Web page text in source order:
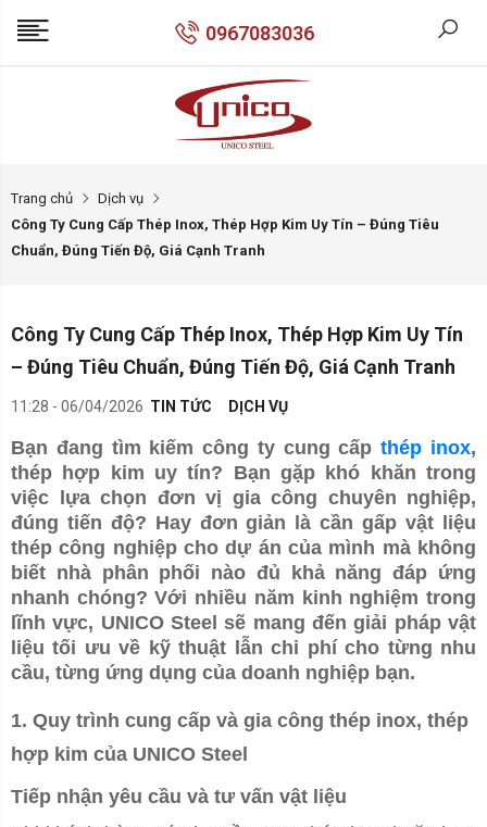
0967083036
Trang chủ
Dịch vụ
Công Ty Cung Cấp Thép Inox, Thép Hợp Kim Uy Tín – Đúng Tiêu
Chuẩn, Đúng Tiến Độ, Giá Cạnh Tranh
Công Ty Cung Cấp Thép Inox, Thép Hợp Kim Uy Tín
– Đúng Tiêu Chuẩn, Đúng Tiến Độ, Giá Cạnh Tranh
11:28 - 06/04/2026 TIN TỨC DỊCH VỤ
Bạn đang tìm kiếm công ty cung cấpthép inox,
thép hợp kim uy tín? Bạn gặp khó khăn trong
việc lựa chọn đơn vị gia công chuyên nghiệp,
đúng tiến độ? Hay đơn giản là cần gấp vật liệu
thép công nghiệp cho dự án của mình mà không
biết nhà phân phối nào đủ khả năng đáp ứng
nhanh chóng? Với nhiều năm kinh nghiệm trong
lĩnh vực, UNICO Steel sẽ mang đến giải pháp vật
liệu tối ưu về kỹ thuật lẫn chi phí cho từng nhu
cầu, từng ứng dụng của doanh nghiệp bạn.
1. Quy trình cung cấp và gia công thép inox, thép
hợp kim của UNICO Steel
Tiếp nhận yêu cầu và tư vấn vật liệu